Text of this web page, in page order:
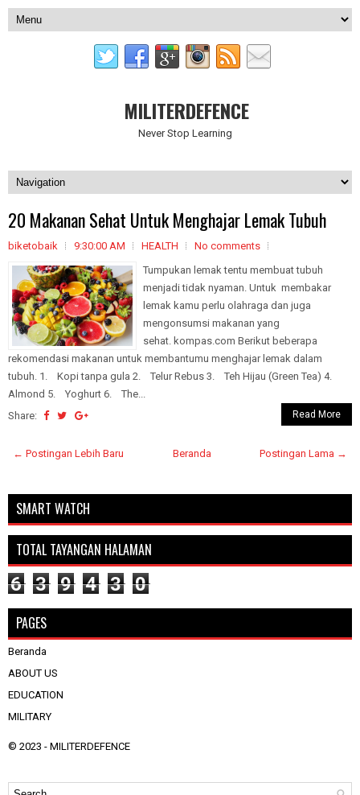
MILITERDEFENCE
Never Stop Learning
20 Makanan Sehat Untuk Menghajar Lemak Tubuh
biketobaik 9:30:00 AM HEALTH
No comments
Tumpukan lemak tentu membuat tubuh
menjadi tidak nyaman. Untuk membakar
lemak kamu perlu olahraga dan juga
mengonsumsi makanan yang
sehat. kompas.com Berikut beberapa
rekomendasi makanan untuk membantumu menghajar lemak dalam
tubuh. 1. Kopi tanpa gula 2. Telur Rebus 3. Teh Hijau (Green Tea) 4.
Almond 5. Yoghurt 6. The...
Share:
Read More
← Postingan Lebih Baru Postingan Lama →
Beranda
SMART WATCH
TOTAL TAYANGAN HALAMAN
6 3 9 4 3 0
PAGES
Beranda
ABOUT US
EDUCATION
MILITARY
© 2023 - MILITERDEFENCE